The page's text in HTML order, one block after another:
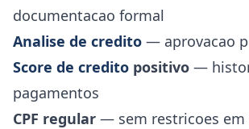
documentacao formal
Analise de credito — aprovacao
Score de credito positivo —
pagamentos
CPF regular — sem restricoes em